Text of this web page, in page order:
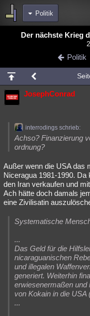
Politik
Bereiche
Diskussionen
Chat Wiki
meine Rubriken
Menschen Wissenschaft
Natur Umfragen
weitere Rubriken
Philosophie Träume
Astronomie Helpdesk
Musik Clash
Übersichten
Lesenswert
Der nächste Krieg
Politik
JosephConrad
interrodings schrieb:
Achso? Finanzierung
ordnung?
Außer wenn die USA das
Niceragua 1981-1990. Da
den Iran verkaufen und
Ach hätte doch damals
eine Zivilisatin
Systematische
...
Das Geld für die
nicaraguanischen
und illegalen
generiert. Weiterhin
erwiesenermaßen und
von Kokain in die USA
...